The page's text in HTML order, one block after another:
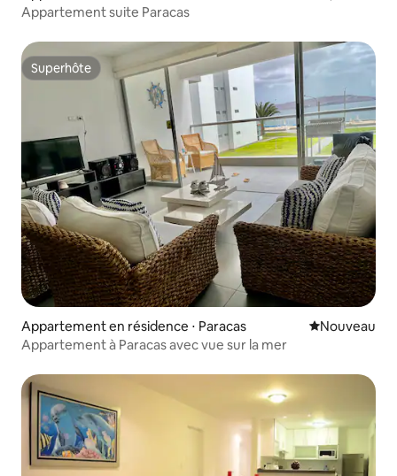
Appartement suite Paracas
Superhôte
Superhôte
Appartement en résidence ⋅ Paracas Nouvel
Nouveau
Appartement à Paracas avec vue sur la mer